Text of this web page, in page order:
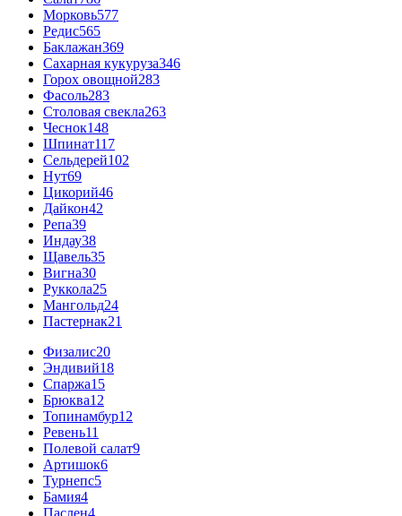
Морковь577
Редис565
Баклажан369
Сахарная кукуруза346
Горох овощной283
Фасоль283
Столовая свекла263
Чеснок148
Шпинат117
Сельдерей102
Нут69
Цикорий46
Дайкон42
Репа39
Индау38
Щавель35
Вигна30
Руккола25
Мангольд24
Пастернак21
Физалис20
Эндивий18
Спаржа15
Брюква12
Топинамбур12
Ревень11
Полевой салат9
Артишок6
Турнепс5
Бамия4